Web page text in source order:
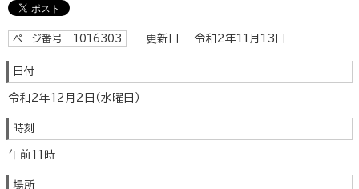
ページ番号 1016303 更新日 令和2年11月13日
日付
令和2年12月2日（水曜日）
時刻
午前11時
場所